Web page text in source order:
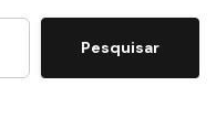
Pesquisar